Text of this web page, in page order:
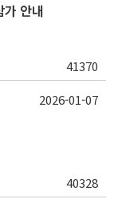
안내
41370
40328
2026-01-07